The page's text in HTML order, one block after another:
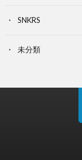
SNKRS
未分類